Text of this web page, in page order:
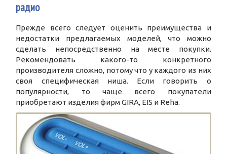
радио
Прежде всего следует оценить преимущества и
недостатки предлагаемых моделей, что можно
сделать непосредственно на месте покупки.
Рекомендовать какого-то конкретного
производителя сложно, потому что у каждого из них
своя специфическая ниша. Если говорить о
популярности, то чаще всего покупатели
приобретают изделия фирм GIRA, EIS и Reha.